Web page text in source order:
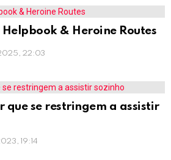
& Heroine Routes
22:03
que se restringem a assistir
19:14